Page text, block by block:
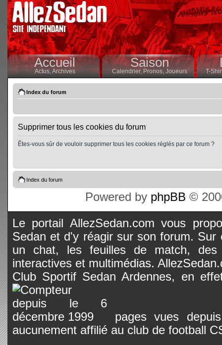
Accueil
Actus,Archives
Saison
Calendrier,Pronos, Joueurs T-
Index du forum
Supprimer tous les cookies du forum
Êtes-vous sûr de vouloir supprimer tous les cookies réglés par ce forum ?
Index du forum
Powered by phpBB ©
Le portail AllezSedan.com vous
Sedan et d'y réagir sur son forum.
un chat, les feuilles de match, des
interactives et multimédias.
Club Sportif Sedan Ardennes, en
pages vues
aucunement affilié au club de football